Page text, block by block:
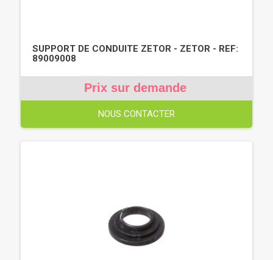
SUPPORT DE CONDUITE ZETOR - ZETOR - REF:
89009008
Prix sur demande
NOUS CONTACTER